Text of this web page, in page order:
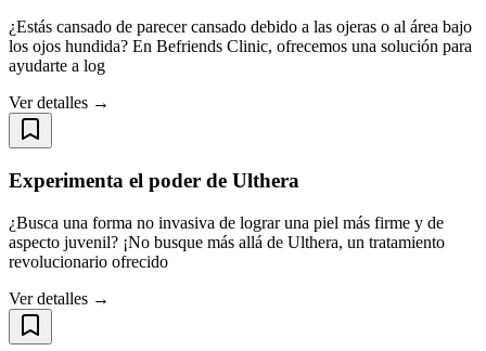
¿Estás cansado de parecer cansado debido a las ojeras o al área bajo
los ojos hundida? En Befriends Clinic, ofrecemos una solución para
ayudarte a log
Ver detalles →
Experimenta el poder de Ulthera
¿Busca una forma no invasiva de lograr una piel más firme y de
aspecto juvenil? ¡No busque más allá de Ulthera, un tratamiento
revolucionario ofrecido
Ver detalles →